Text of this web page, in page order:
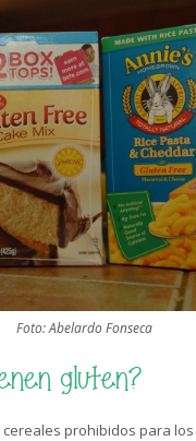
Foto: Abelardo Fonseca
gluten?
prohibidos para